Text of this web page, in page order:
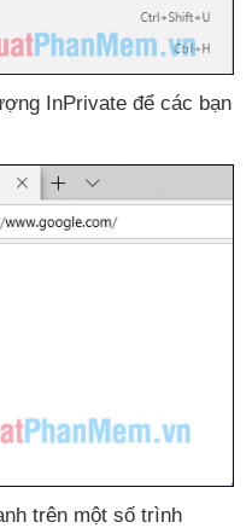
InPrivate để các bạn
trên một số trình